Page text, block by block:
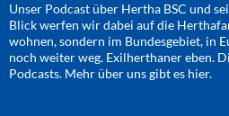
Unser Podcast über Hertha BSC und
Blick werfen wir dabei auf die
wohnen, sondern im Bundesgebiet, in
noch weiter weg. Exilherthaner eben.
Podcasts. Mehr über uns gibt es hier.